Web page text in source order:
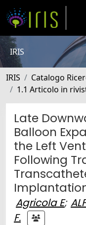
IRIS
IRIS Catalogo
1.1 Articolo in
Late
Balloon
the Left
Following
Agricola E;
F.